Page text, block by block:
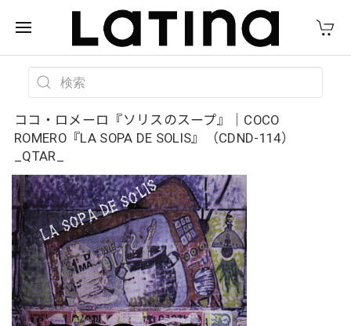
ココ・ロメーロ『ソリスのスープ』｜COCO
ROMERO『LA SOPA DE SOLIS』（CDND-114）
_QTAR_